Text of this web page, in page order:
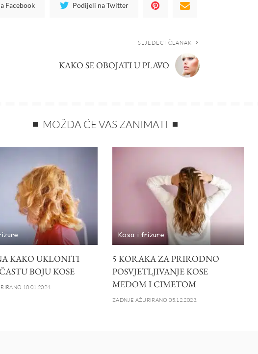
Facebook Podijeli na Twitter
SLJEDEĆI ČLANAK
KAKO SE OBOJATI U PLAVO
MOŽDA ĆE VAS ZANIMATI
KAKO UKLONITI
BOJU KOSE
10.01.2024.
Kosa i frizure
5 KORAKA ZA PRIRODNO
POSVJETLJIVANJE KOSE
MEDOM I CIMETOM
ZADNJE AŽURIRANO 05.12.2023.